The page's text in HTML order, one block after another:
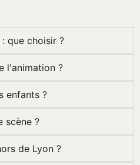
que choisir ?
l'animation ?
enfants ?
scène ?
de Lyon ?